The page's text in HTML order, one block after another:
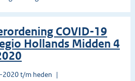
COVID-19
Hollands Midden 4
2020 t/m heden